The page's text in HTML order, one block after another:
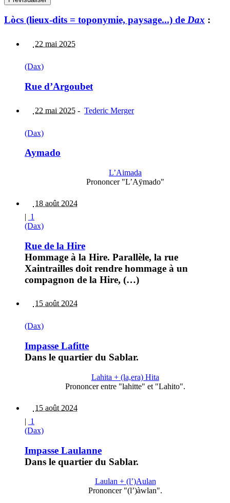
Lòcs (lieux-dits = toponymie, paysage...) de Dax :
22 mai 2025
(Dax)
Rue d’Argoubet
22 mai 2025 - Tederic Merger
(Dax)
Aymado
L’Aimada
Prononcer "L’Aÿmado"
18 août 2024
| 1
(Dax)
Rue de la Hire
Hommage à la Hire. Parallèle, la rue
Xaintrailles doit rendre hommage à un
compagnon de la Hire, (…)
15 août 2024
(Dax)
Impasse Lafitte
Dans le quartier du Sablar.
Lahita + (la,era) Hita
Prononcer entre "lahitte" et "Lahito".
15 août 2024
| 1
(Dax)
Impasse Laulanne
Dans le quartier du Sablar.
Laulan + (l’)Aulan
Prononcer "(l’)àwlan".